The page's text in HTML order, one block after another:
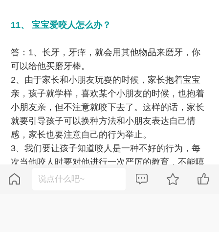
11、 宝宝爱咬人怎么办？
答：1、长牙，牙痒，就会用其他物品来磨牙，你
可以给他买磨牙棒。
2、由于家长和小朋友玩耍的时候，家长抱着宝宝
亲，孩子就学样，喜欢某个小朋友的时候，也抱着
小朋友亲，但不注意就咬下去了。这样的话，家长
就要引导孩子可以换种方法和小朋友表达自己情
感，家长也要注意自己的行为举止。
3、我们要让孩子知道咬人是一种不好的行为，每
次当他咬人时要对他进行一次严厉的教育，不能嘻
皮笑脸的。
   